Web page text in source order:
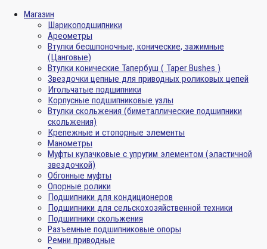
Магазин
Шарикоподшипники
Ареометры
Втулки бесшпоночные, конические, зажимные
(Цанговые)
Втулки конические Тапербуш ( Taper Bushes )
Звездочки цепные для приводных роликовых цепей
Игольчатые подшипники
Корпусные подшипниковые узлы
Втулки скольжения (биметаллические подшипники
скольжения)
Крепежные и стопорные элементы
Манометры
Муфты кулачковые с упругим элементом (эластичной
звездочкой)
Обгонные муфты
Опорные ролики
Подшипники для кондиционеров
Подшипники для сельскохозяйственной техники
Подшипники скольжения
Разъемные подшипниковые опоры
Ремни приводные